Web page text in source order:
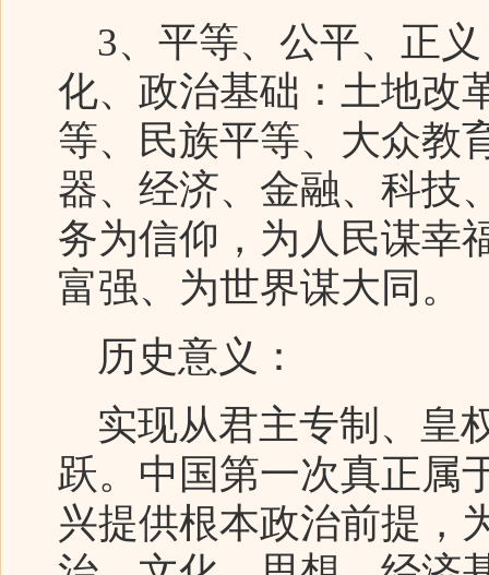
3、平等、公平、正
化、政治基础：土地改
等、民族平等、大众教
器、经济、金融、科技
务为信仰，为人民谋幸
富强、为世界谋大同。
历史意义：
实现从君主专制、皇
跃。中国第一次真正属
兴提供根本政治前提，